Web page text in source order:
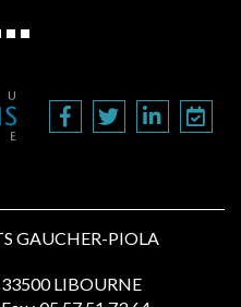
GAUCHER-PIOLA
LIBOURNE